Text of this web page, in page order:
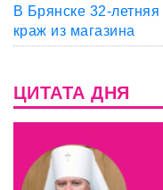
В Брянске 32-
краж из магазина
ЦИТАТА ДНЯ